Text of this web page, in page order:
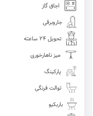
اجاق گاز
جاروبرقی
تحویل 24 ساعته
میز ناهارخوری
پارکینگ
توالت فرنگی
باربکیو